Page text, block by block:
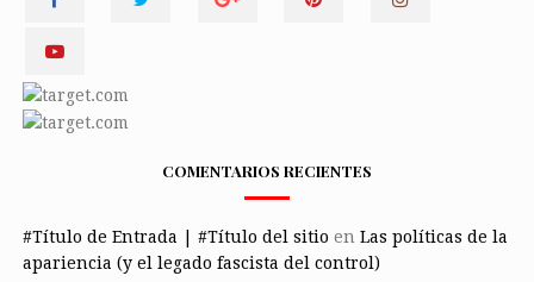
COMENTARIOS RECIENTES
#Título de Entrada | #Título del sitio en Las políticas de la
apariencia (y el legado fascista del control)